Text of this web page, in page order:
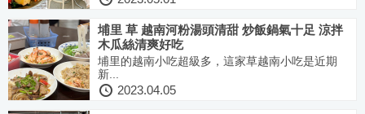
埔里 草 越南河粉湯頭清甜 炒飯鍋氣十足 涼拌
木瓜絲清爽好吃
埔里的越南小吃超級多，這家草越南小吃是近期
新...
2023.04.05